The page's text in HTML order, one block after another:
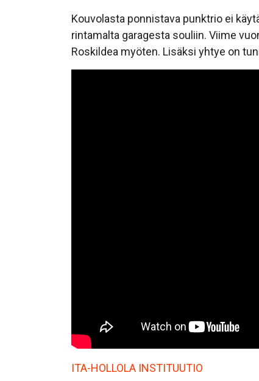
Kouvolasta ponnistava punktrio ei
rintamalta garagesta souliin. Viime
Roskildea myöten. Lisäksi yhtye on
ITA-HOLLOLA INSTITUUTIO